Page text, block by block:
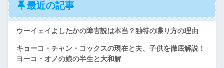
最近の記事
ウーイェイよしたかの障害説は本当？独特の喋り方の理由
キョーコ・チャン・コックスの現在と夫、子供を徹底解説！
ヨーコ・オノの娘の半生と大和解